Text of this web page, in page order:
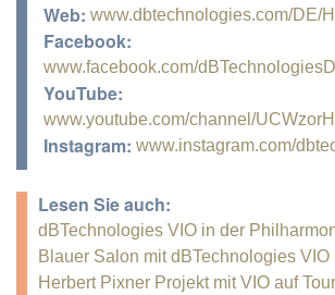
Web: www.dbtechnologies.com/DE/
Facebook:
www.facebook.com/
YouTube:
www.youtube.com/channel/
Instagram: www.instagram.com/
Lesen Sie auch:
dBTechnologies VIO in der
Blauer Salon mit dBTechnologies VIO
Herbert Pixner Projekt mit VIO auf Tour